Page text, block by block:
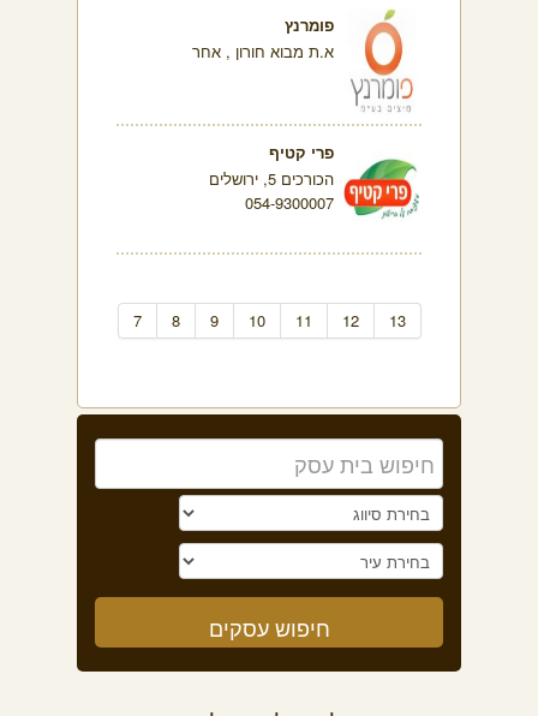
פומרנץ
א.ת מבוא חורון , אחר
פרי קטיף
הכורכים 5, ירושלים
054-9300007
7 8 9 10 11 12 13